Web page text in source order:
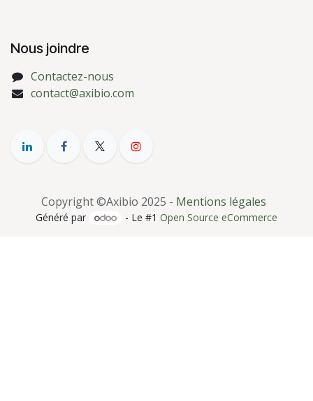
Nous joindre
Contactez-nous
contact@axibio.com
Copyright ©Axibio 2025 - Mentions légales
Généré par - Le #1Open Source eCommerce